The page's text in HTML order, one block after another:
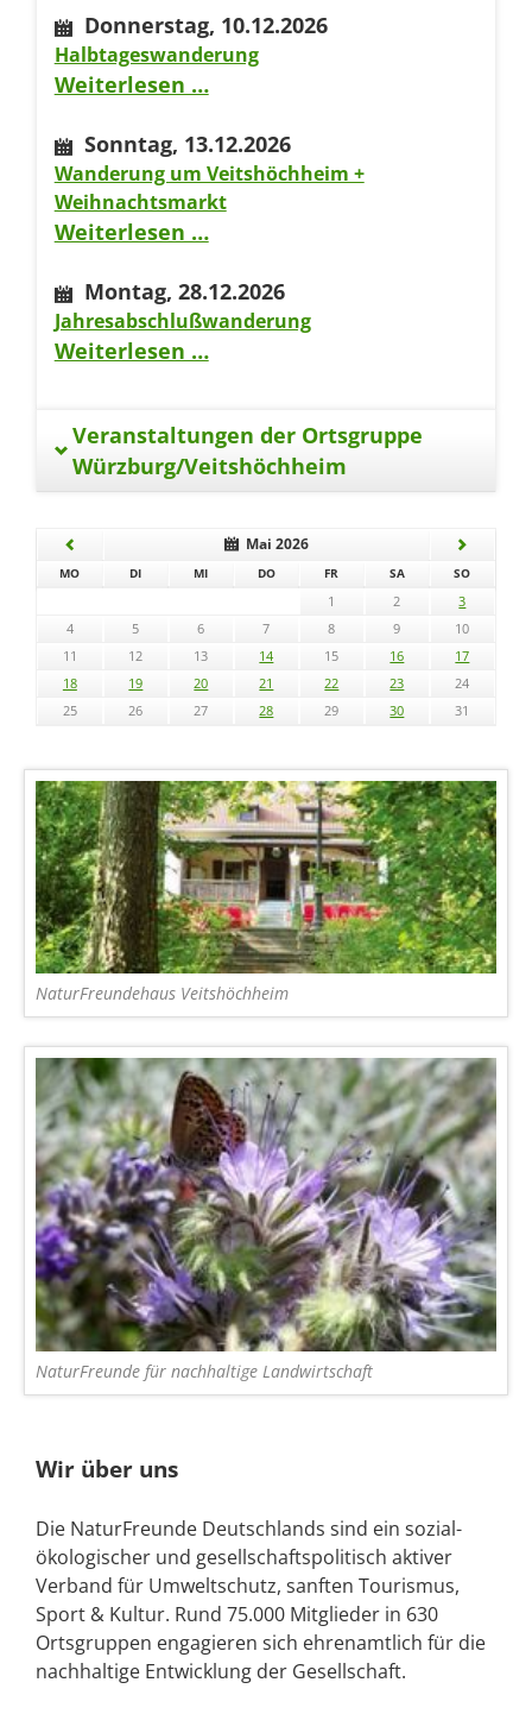
Donnerstag, 10.12.2026
Halbtageswanderung
Weiterlesen …Halbtageswanderung
Sonntag, 13.12.2026
Wanderung um Veitshöchheim +
Weihnachtsmarkt
Weiterlesen …Wanderung
Veitshöchheim
+
Weihnachtsmarkt
Montag, 28.12.2026
Jahresabschlußwanderung
Weiterlesen …Jahresabschlußwanderung
Veranstaltungen der Ortsgruppe
Würzburg/Veitshöchheim
Mai 2026
MONTAG DIENSTAG MITTWOCHDONNERSTAG
FR SAMSTAG SONNTAG
1 2
3
4
5 6 7 8 9
10
11
12 13 14 15 16
17
18
19 20 21 22 23
24
25
26 27 28 29 30 31
NaturFreundehaus Veitshöchheim
NaturFreunde für nachhaltige Landwirtschaft
Wir über uns
Die NaturFreunde Deutschlands sind ein sozial-
ökologischer und gesellschaftspolitisch aktiver
Verband für Umweltschutz, sanften Tourismus,
Sport & Kultur. Rund 75.000 Mitglieder in 630
Ortsgruppen engagieren sich ehrenamtlich für die
nachhaltige Entwicklung der Gesellschaft.